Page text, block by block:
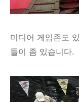
미디어 게임존도
들이 좀 있습니다.